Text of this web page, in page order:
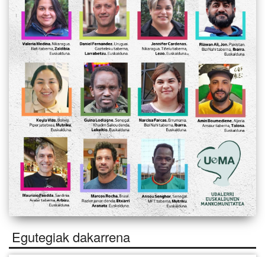
Egutegiak dakarrena